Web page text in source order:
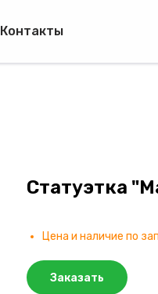
Контакты
Статуэтка
Цена и наличие по
Заказать